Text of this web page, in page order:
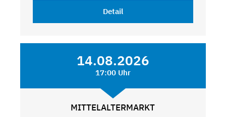
Detail
14.08.2026
17:00 Uhr
MITTELALTERMARKT